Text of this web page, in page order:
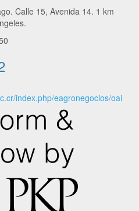
Calle 15, Avenida 14. 1 km
index.php/eagronegocios/oai